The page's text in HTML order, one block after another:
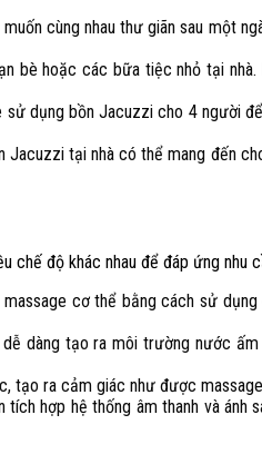
cùng nhau thư giãn sau một
bè hoặc các bữa tiệc nhỏ tại
dụng bồn Jacuzzi cho 4 người
Jacuzzi tại nhà có thể mang đến
độ khác nhau để đáp ứng
cơ thể bằng cách sử
dàng tạo ra môi trường nước
tạo ra cảm giác như được
hợp hệ thống âm thanh và ánh